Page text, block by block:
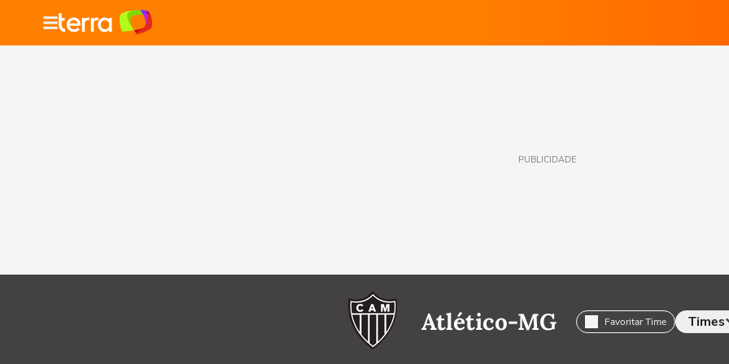
PUBLICIDADE
Atlético-MG Favoritar Time Times